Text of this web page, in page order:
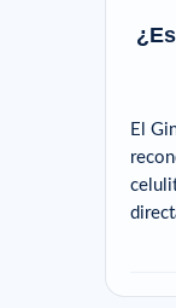
El